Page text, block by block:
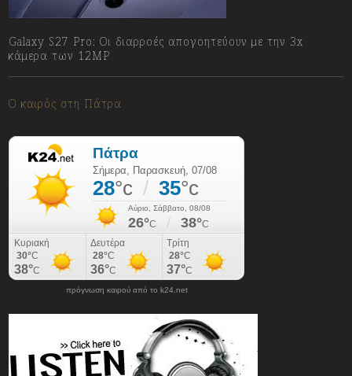
Galaxy S27 Pro: Οι διαρροές απογοητεύουν με την 3x
κάμερα των 12MP
Ο καιρός στη Πάτρα
πρόγνωση καιρού από το k24.net